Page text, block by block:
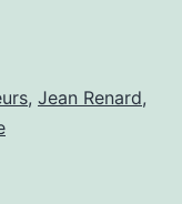
, Jean Renard,